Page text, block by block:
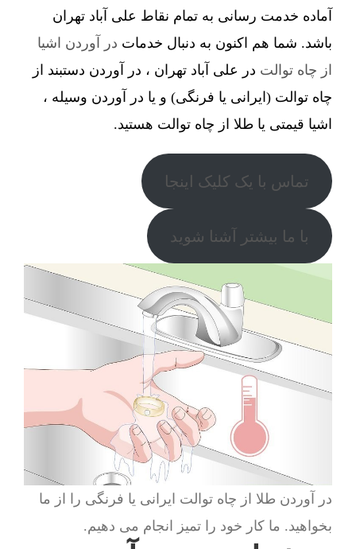
آماده خدمت رسانی به تمام نقاط علی آباد تهران
باشد. شما هم اکنون به دنبال خدمات در آوردن اشیا
از چاه توالت در علی آباد تهران ، در آوردن دستبند از
چاه توالت (ایرانی یا فرنگی) و یا در آوردن وسیله ،
اشیا قیمتی یا طلا از چاه توالت هستید.
تماس با یک کلیک اینجا
با ما بیشتر آشنا شوید
در آوردن طلا از چاه توالت ایرانی یا فرنگی را از ما
بخواهید. ما کار خود را تمیز انجام می دهیم.